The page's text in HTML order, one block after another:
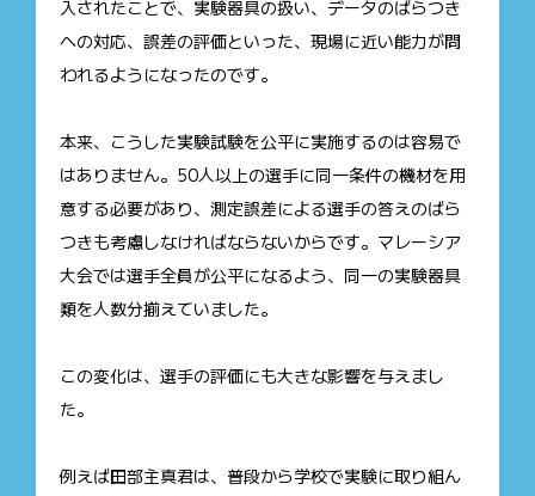
入されたことで、実験器具の扱い、データのばらつき
への対応、誤差の評価といった、現場に近い能力が問
われるようになったのです。
本来、こうした実験試験を公平に実施するのは容易で
はありません。50人以上の選手に同一条件の機材を用
意する必要があり、測定誤差による選手の答えのばら
つきも考慮しなければならないからです。マレーシア
大会では選手全員が公平になるよう、同一の実験器具
類を人数分揃えていました。
この変化は、選手の評価にも大きな影響を与えまし
た。
例えば田部主真君は、普段から学校で実験に取り組ん